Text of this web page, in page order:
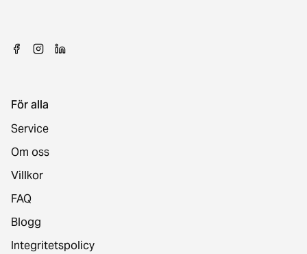
För alla
Service
Om oss
Villkor
FAQ
Blogg
Integritetspolicy